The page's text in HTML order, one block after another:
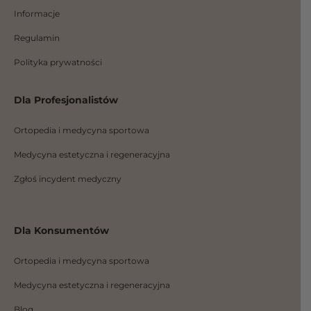
Informacje
Regulamin
Polityka prywatności
Dla Profesjonalistów
Ortopedia i medycyna sportowa
Medycyna estetyczna i regeneracyjna
Zgłoś incydent medyczny
Dla Konsumentów
Ortopedia i medycyna sportowa
Medycyna estetyczna i regeneracyjna